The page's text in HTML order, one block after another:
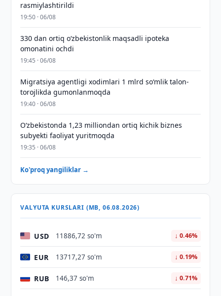
rasmiylashtirildi
19:50 · 06/08
330 dan ortiq o‘zbekistonlik maqsadli ipoteka
omonatini ochdi
19:45 · 06/08
Migratsiya agentligi xodimlari 1 mlrd so‘mlik talon-
torojlikda gumonlanmoqda
19:40 · 06/08
O‘zbekistonda 1,23 milliondan ortiq kichik biznes
subyekti faoliyat yuritmoqda
19:35 · 06/08
Ko'proq yangiliklar →
VALYUTA KURSLARI (MB, 06.08.2026)
USD 11886,72 so'm ↓ 0.46%
EUR 13717,27 so'm ↓ 0.19%
RUB 146,37 so'm ↓ 0.71%